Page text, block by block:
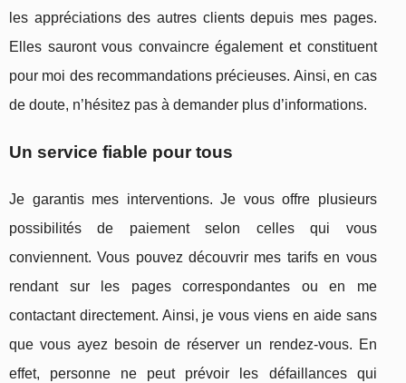
les appréciations des autres clients depuis mes pages.
Elles sauront vous convaincre également et constituent
pour moi des recommandations précieuses. Ainsi, en cas
de doute, n’hésitez pas à demander plus d’informations.
Un service fiable pour tous
Je garantis mes interventions. Je vous offre plusieurs
possibilités de paiement selon celles qui vous
conviennent. Vous pouvez découvrir mes tarifs en vous
rendant sur les pages correspondantes ou en me
contactant directement. Ainsi, je vous viens en aide sans
que vous ayez besoin de réserver un rendez-vous. En
effet, personne ne peut prévoir les défaillances qui